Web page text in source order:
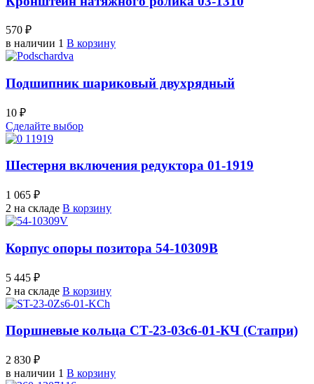
570 ₽
в наличии 1 В корзину
Подшипник шариковый двухрядный
10 ₽
Сделайте выбор
Шестерня включения редуктора 01-1919
1 065 ₽
2 на складе В корзину
Корпус опоры позитора 54-10309В
5 445 ₽
2 на складе В корзину
Поршневые кольца СТ-23-0Зс6-01-КЧ (Стапри)
2 830 ₽
в наличии 1 В корзину